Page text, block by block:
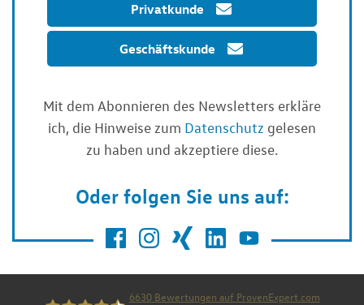
Privatkunde
Geschäftskunde
Mit dem Abonnieren des Newsletters erkläre
ich, die Hinweise zum Datenschutz gelesen
zu haben und akzeptiere diese.
Oder folgen Sie uns auf:
6630Bewertungen auf ProvenExpert.com